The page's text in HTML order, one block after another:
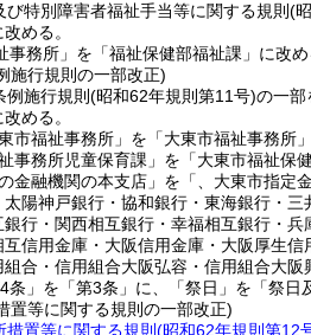
特別障害者福祉手当等に関する規則 (
める。
事務所」を「福祉保健部福祉課」に改め
施行規則の一部改正)
施行規則 (昭和62年規則第11号)の一部
める。
市福祉事務所」を「大東市福祉事務所」
事務所児童保育課」を「大東市福祉保
金融機関の本支店」を「、大東市指定
陽神戸銀行・協和銀行・東海銀行・
行・関西相互銀行・幸福相互銀行・
信用金庫・大阪信用金庫・大阪厚生
合・信用組合大阪弘容・信用組合大
条」を「第3条」に、「祭日」を「祭日
置等に関する規則の一部改正)
置等に関する規則 (昭和62年規則第12